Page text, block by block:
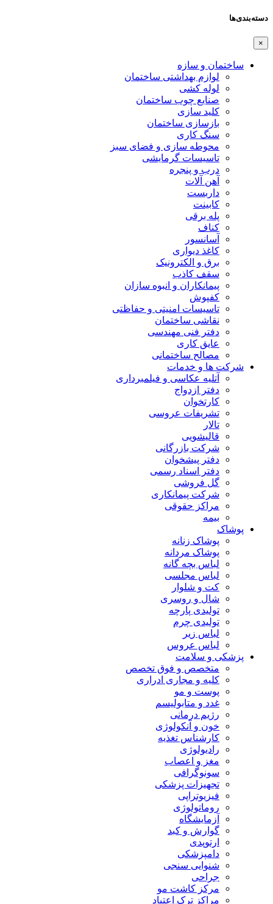
دسته‌بندی‌ها
×
ساختمان و سازه
لوازم بهداشتی ساختمان
لوله کشی
صنایع چوب ساختمان
کلید سازی
بازسازی ساختمان
سنگ کاری
محوطه سازی و فضای سبز
تاسیسات گرمایشی
درب و پنجره
آهن آلات
داربست
کابینت
پله برقی
کناف
آسانسور
کاغذ دیواری
برق و الکترونیک
سقف کاذب
پیمانکاران و انبوه سازان
کفپوش
تاسیسات امنیتی و حفاظتی
نقاشی ساختمان
دفتر فنی مهندسی
عایق کاری
مصالح ساختمانی
شرکت ها و خدمات
آتلیه عکاسی و فیلمبرداری
دفتر ازدواج
کارتخوان
تشریفات عروسی
تالار
قالیشویی
شرکت بازرگانی
دفتر پیشخوان
دفتر اسناد رسمی
گل فروشی
شرکت پیمانکاری
مراکز حقوقی
بیمه
پوشاک
پوشاک زنانه
پوشاک مردانه
لباس بچه گانه
لباس مجلسی
کت و شلوار
شال و روسری
تولیدی پارچه
تولیدی چرم
لباس زیر
لباس عروس
پزشکی و سلامت
متخصص و فوق تخصص
کلیه و مجاری ادراری
پوست و مو
غدد و متابولیسم
رژیم درمانی
خون و آنکولوژی
کارشناس تغذیه
رادیولوژی
مغز و اعصاب
سونوگرافی
تجهیزات پزشکی
فیزیوتراپی
روماتولوژی
آزمایشگاه
گوارش و کبد
ارتوپدی
دامپزشکی
شنوایی سنجی
جراحی
مرکز کاشت مو
مراکز ترک اعتیاد